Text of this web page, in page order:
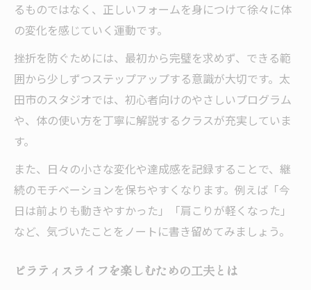
るものではなく、正しいフォームを身につけて徐々に体
の変化を感じていく運動です。
挫折を防ぐためには、最初から完璧を求めず、できる範
囲から少しずつステップアップする意識が大切です。太
田市のスタジオでは、初心者向けのやさしいプログラム
や、体の使い方を丁寧に解説するクラスが充実していま
す。
また、日々の小さな変化や達成感を記録することで、継
続のモチベーションを保ちやすくなります。例えば「今
日は前よりも動きやすかった」「肩こりが軽くなった」
など、気づいたことをノートに書き留めてみましょう。
ピラティスライフを楽しむための工夫とは